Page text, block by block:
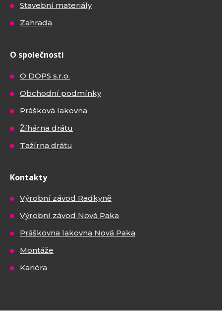
Stavební materiály
Zahrada
O společnosti
O DOPS s.r.o.
Obchodní podmínky
Prášková lakovna
Žíhárna drátu
Tažírna drátu
Kontakty
Výrobní závod Radkyně
Výrobní závod Nová Paka
Práškovna lakovna Nová Paka
Montáže
Kariéra